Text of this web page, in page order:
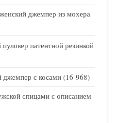
джемпер из мохера
патентной резинкой
с косами (16 968)
спицами с описанием